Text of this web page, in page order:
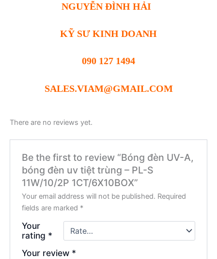
NGUYỄN ĐÌNH HẢI
KỸ SƯ KINH DOANH
090 127 1494
SALES.VIAM@GMAIL.COM
There are no reviews yet.
Be the first to review “Bóng đèn UV-A,
bóng đèn uv tiệt trùng – PL-S
11W/10/2P 1CT/6X10BOX”
Your email address will not be published. Required
fields are marked *
Your
rating *
Your review *